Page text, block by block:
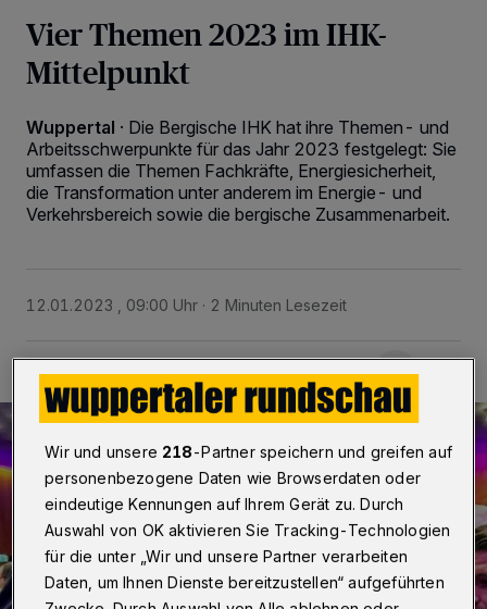
Vier Themen 2023 im IHK-
Mittelpunkt
Wuppertal · Die Bergische IHK hat ihre Themen- und
Arbeitsschwerpunkte für das Jahr 2023 festgelegt: Sie
umfassen die Themen Fachkräfte, Energiesicherheit,
die Transformation unter anderem im Energie- und
Verkehrsbereich sowie die bergische Zusammenarbeit.
12.01.2023 , 09:00 Uhr 2 Minuten Lesezeit
Wir und unsere 218-Partner speichern und greifen auf
personenbezogene Daten wie Browserdaten oder
eindeutige Kennungen auf Ihrem Gerät zu. Durch
Auswahl von OK aktivieren Sie Tracking-Technologien
für die unter „Wir und unsere Partner verarbeiten
Daten, um Ihnen Dienste bereitzustellen“ aufgeführten